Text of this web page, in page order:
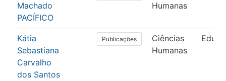
Machado
PACÍFICO
Humanas
Kátia
Sebastiana
Carvalho
dos Santos
Publicações
Ciências
Humanas